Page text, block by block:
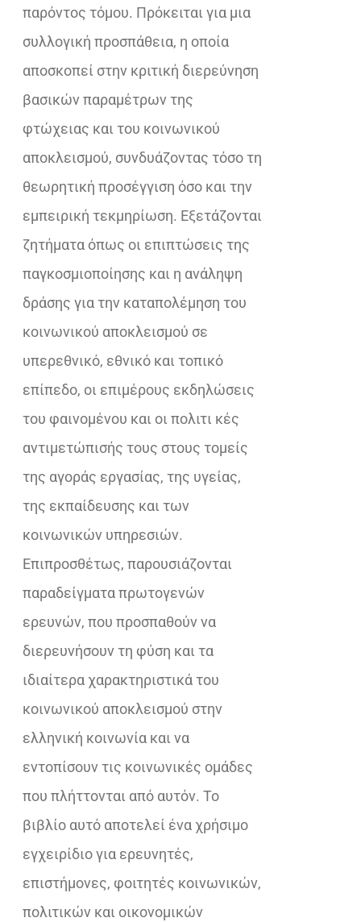
παρόντος τόμου. Πρόκειται για μια
συλλογική προσπάθεια, η οποία
αποσκοπεί στην κριτική διερεύνηση
βασικών παραμέτρων της
φτώχειας και του κοινωνικού
αποκλεισμού, συνδυάζοντας τόσο τη
θεωρητική προσέγγιση όσο και την
εμπειρική τεκμηρίωση. Εξετάζονται
ζητήματα όπως οι επιπτώσεις της
παγκοσμιοποίησης και η ανάληψη
δράσης για την καταπολέμηση του
κοινωνικού αποκλεισμού σε
υπερεθνικό, εθνικό και τοπικό
επίπεδο, οι επιμέρους εκδηλώσεις
του φαινομένου και οι πολιτι κές
αντιμετώπισής τους στους τομείς
της αγοράς εργασίας, της υγείας,
της εκπαίδευσης και των
κοινωνικών υπηρεσιών.
Επιπροσθέτως, παρουσιάζονται
παραδείγματα πρωτογενών
ερευνών, που προσπαθούν να
διερευνήσουν τη φύση και τα
ιδιαίτερα χαρακτηριστικά του
κοινωνικού αποκλεισμού στην
ελληνική κοινωνία και να
εντοπίσουν τις κοινωνικές ομάδες
που πλήττονται από αυτόν. Το
βιβλίο αυτό αποτελεί ένα χρήσιμο
εγχειρίδιο για ερευνητές,
επιστήμονες, φοιτητές κοινωνικών,
πολιτικών και οικονομικών